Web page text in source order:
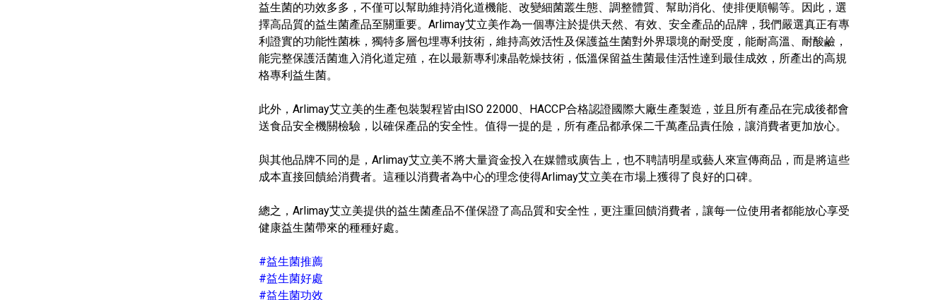
益生菌的功效多多，不僅可以幫助維持消化道機能、改變細菌叢生態、調整體質、幫助消化、使排便順暢等。因此，選
擇高品質的益生菌產品至關重要。Arlimay艾立美作為一個專注於提供天然、有效、安全產品的品牌，我們嚴選真正有專
利證實的功能性菌株，獨特多層包埋專利技術，維持高效活性及保護益生菌對外界環境的耐受度，能耐高溫、耐酸鹼，
能完整保護活菌進入消化道定殖，在以最新專利凍晶乾燥技術，低溫保留益生菌最佳活性達到最佳成效，所產出的高規
格專利益生菌。
此外，Arlimay艾立美的生產包裝製程皆由ISO 22000、HACCP合格認證國際大廠生產製造，並且所有產品在完成後都會
送食品安全機關檢驗，以確保產品的安全性。值得一提的是，所有產品都承保二千萬產品責任險，讓消費者更加放心。
與其他品牌不同的是，Arlimay艾立美不將大量資金投入在媒體或廣告上，也不聘請明星或藝人來宣傳商品，而是將這些
成本直接回饋給消費者。這種以消費者為中心的理念使得Arlimay艾立美在市場上獲得了良好的口碑。
總之，Arlimay艾立美提供的益生菌產品不僅保證了高品質和安全性，更注重回饋消費者，讓每一位使用者都能放心享受
健康益生菌帶來的種種好處。
#益生菌推薦
#益生菌好處
#益生菌功效